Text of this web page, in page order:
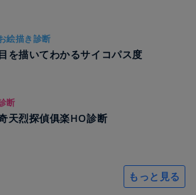
絵描き診断
目を描いてわかるサイコパス度
断
天烈探偵俱楽HO診断
もっと見る